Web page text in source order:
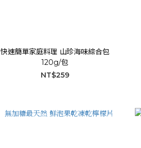
快速簡單家庭料理 山珍海味綜合包
120g/包
NT$259